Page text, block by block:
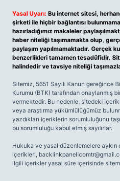
Yasal Uyarı: Bu internet sitesi,
şirketi ile hiçbir bağlantısı
hazırladığımız makaleler
haber niteliği taşımamakta olup,
paylaşım yapılmamaktadır. Gerçek
benzerlikleri tamamen tesadüfidir.
halindedir ve tavsiye niteliği
Sitemiz, 5651 Sayılı Kanun gereğince
Kurumu (BTK) tarafından onaylanmış
vermektedir. Bu nedenle, sitedeki
veya araştırma yükümlülüğümüz
yazdıkları içeriklerin sorumluluğunu
bu sorumluluğu kabul etmiş sayılırlar.
Hukuka ve yasal düzenlemelere
içerikleri,
ilgili içerikler yasal süre içerisinde